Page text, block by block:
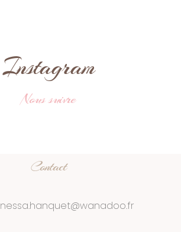
Instagram
Nous suivre
Contact